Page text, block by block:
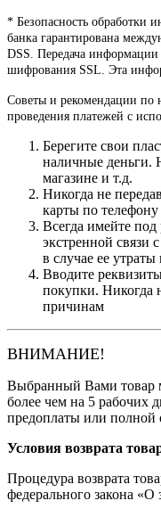
* Безопасность обработки
банка гарантирована
DSS. Передача
шифрования SSL. Эта
Советы и рекомендации по
проведения платежей с
Берегите свои
наличные деньги.
магазине и т.д.
Никогда не
карты по
Всегда имейте
экстренной связи
в случае ее
Вводите
покупки. Никогда
причинам
ВНИМАНИЕ!
Выбранный Вами товар
более чем на 5 рабочих
предоплаты или полной
Условия возврата
Процедура возврата
федерального закона «О